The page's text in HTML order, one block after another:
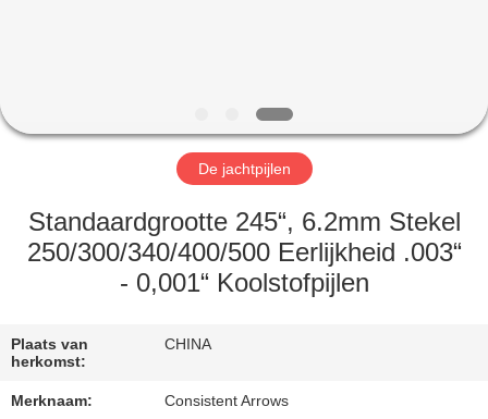
FABRIEKSREIS
KWALITEITSCONTROLE
CONTACTEER
De jachtpijlen
Standaardgrootte 245“, 6.2mm Stekel
250/300/340/400/500 Eerlijkheid .003“
- 0,001“ Koolstofpijlen
Plaats van
herkomst:
CHINA
Merknaam: Consistent Arrows